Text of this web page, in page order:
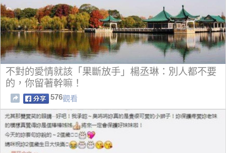
不對的愛情就該「果斷放手」楊丞琳：別人都不要
的，你留著幹嘛！
576觀看